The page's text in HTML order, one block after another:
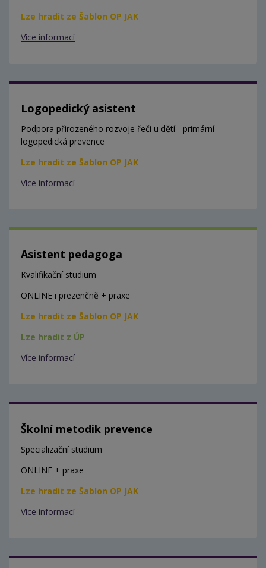
Lze hradit ze Šablon OP JAK
Více informací
Logopedický asistent
Podpora přirozeného rozvoje řeči u dětí - primární
logopedická prevence
Lze hradit ze Šablon OP JAK
Více informací
Asistent pedagoga
Kvalifikační studium
ONLINE i prezenčně + praxe
Lze hradit ze Šablon OP JAK
Lze hradit z ÚP
Více informací
Školní metodik prevence
Specializační studium
ONLINE + praxe
Lze hradit ze Šablon OP JAK
Více informací